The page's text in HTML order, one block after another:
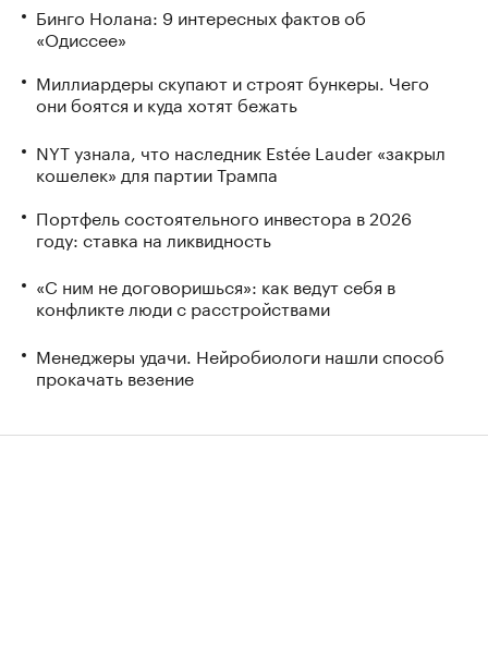
Бинго Нолана: 9 интересных фактов об
«Одиссее»
Миллиардеры скупают и строят бункеры. Чего
они боятся и куда хотят бежать
NYT узнала, что наследник Estée Lauder «закрыл
кошелек» для партии Трампа
Портфель состоятельного инвестора в 2026
году: ставка на ликвидность
«С ним не договоришься»: как ведут себя в
конфликте люди с расстройствами
Менеджеры удачи. Нейробиологи нашли способ
прокачать везение